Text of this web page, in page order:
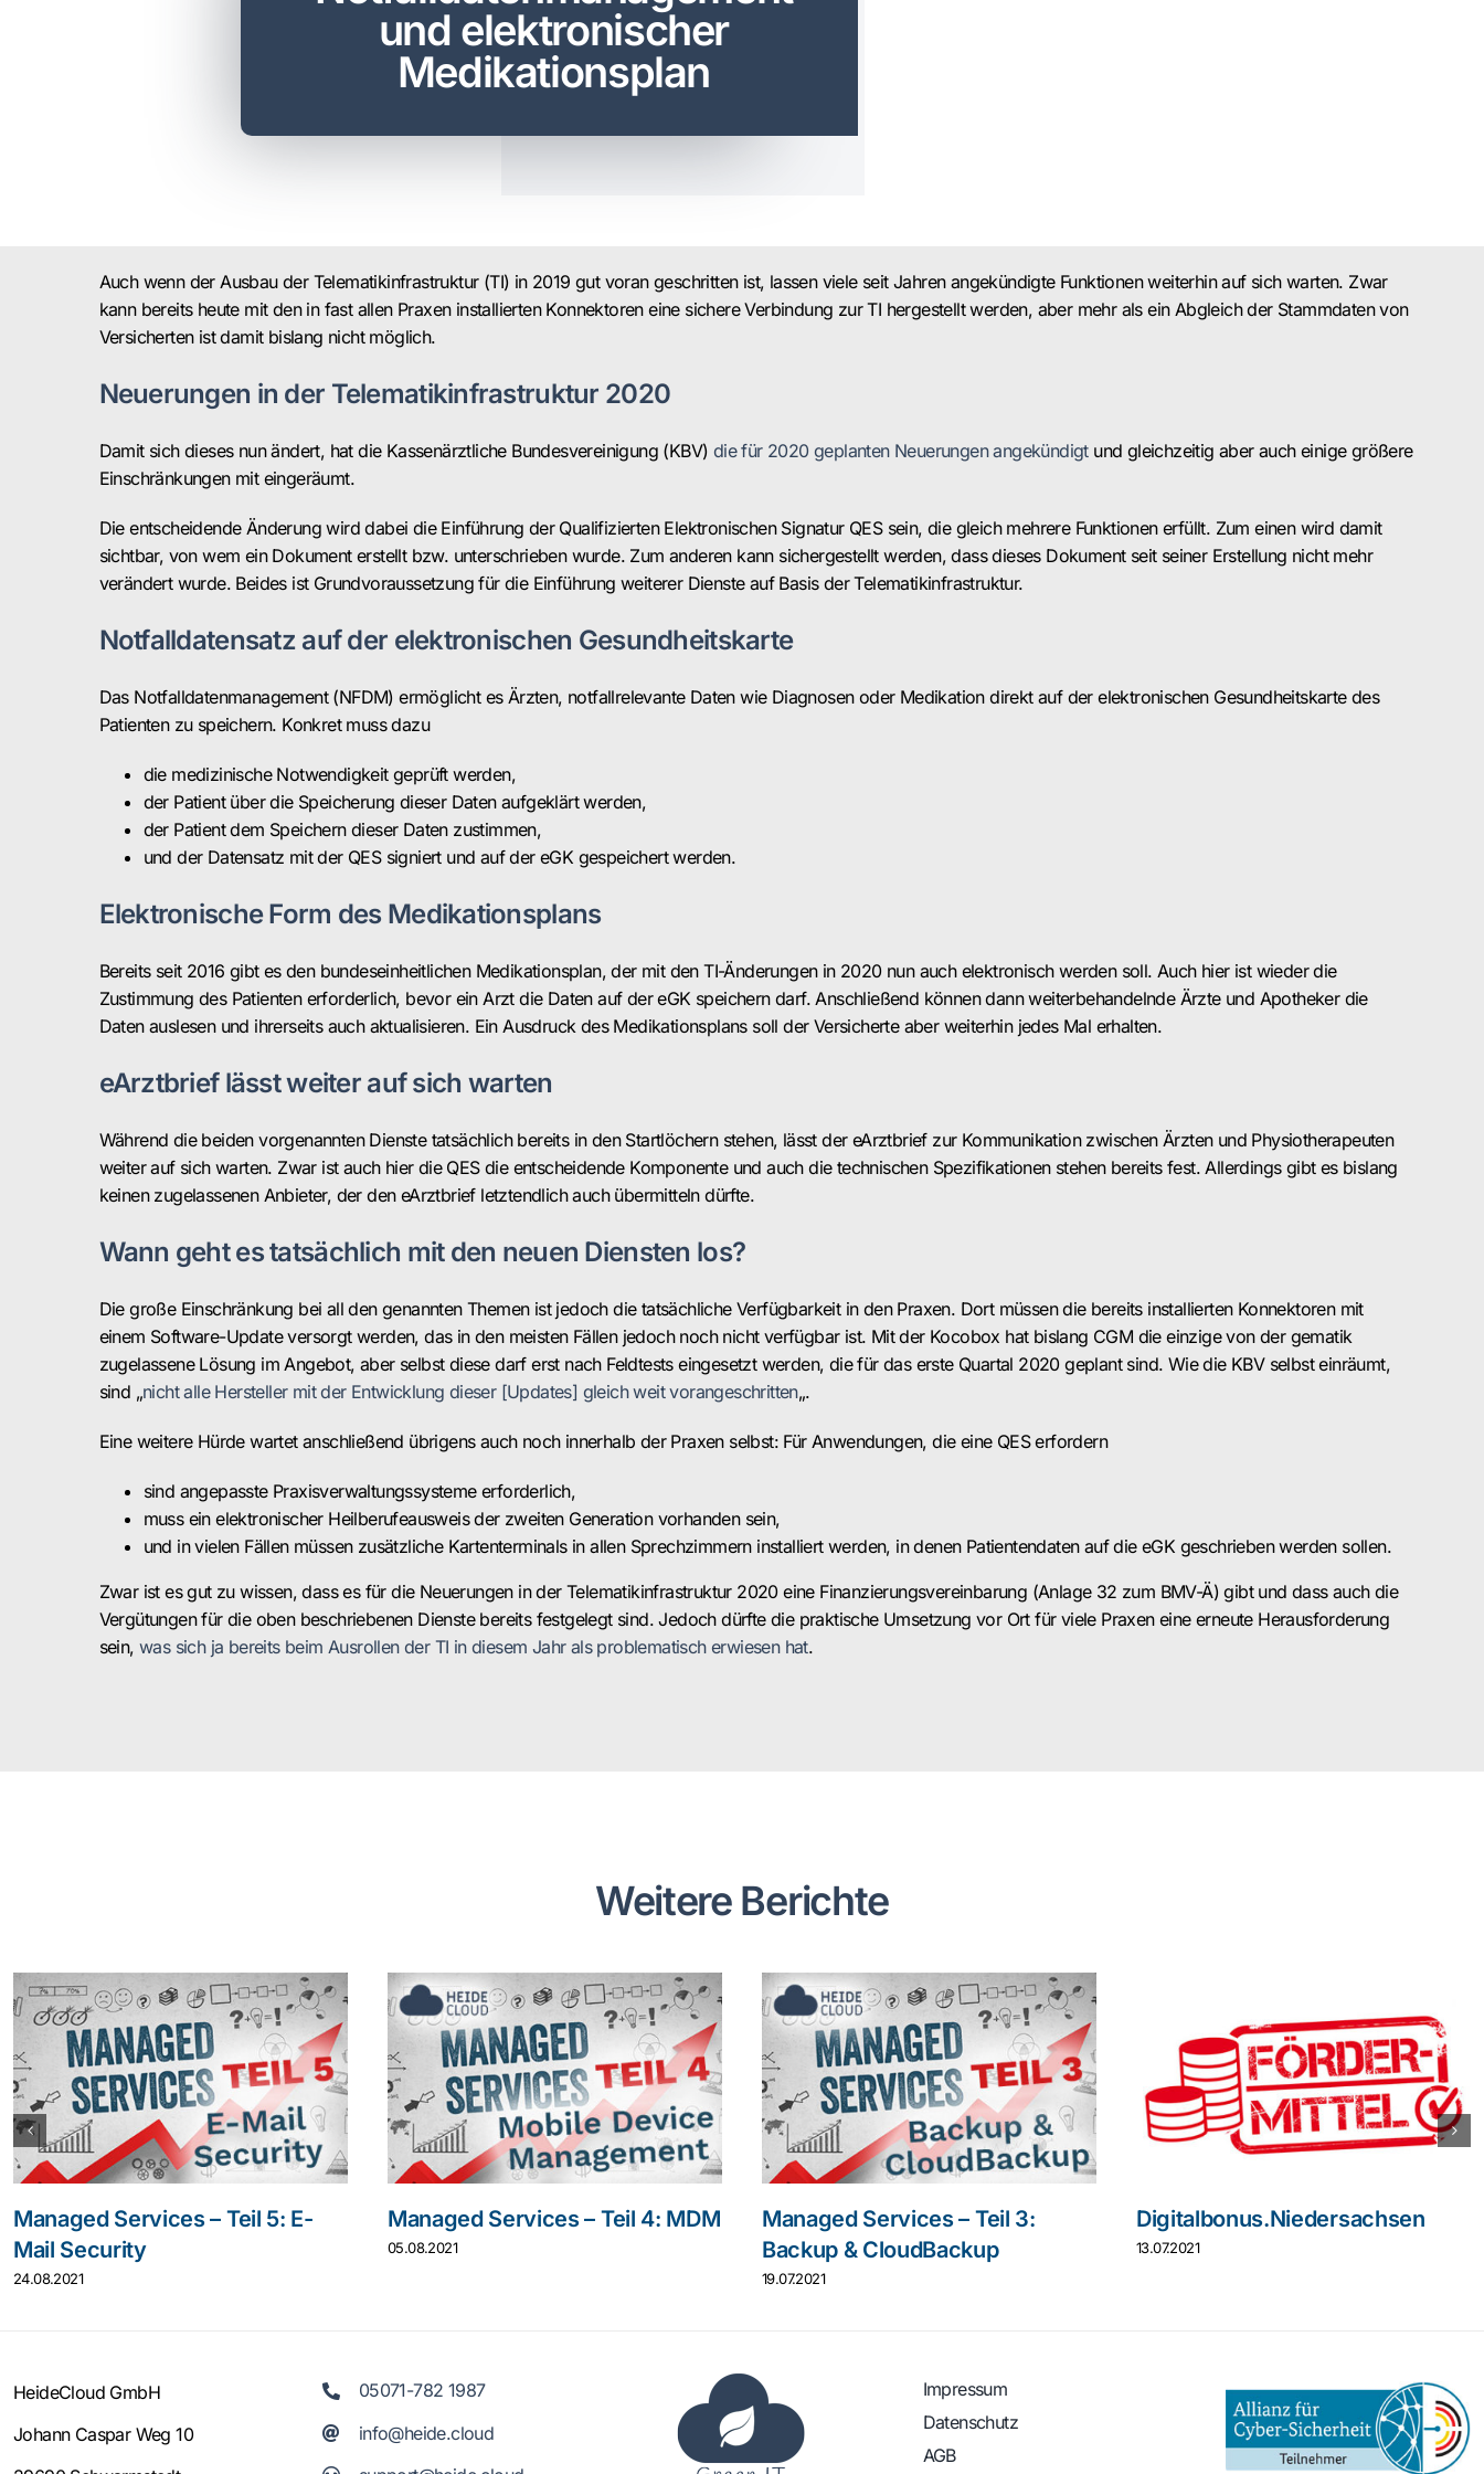
und elektronischer
Medikationsplan
Auch wenn der Ausbau der Telematikinfrastruktur (TI) in 2019 gut voran geschritten ist, lassen viele seit Jahren angekündigte Funktionen weiterhin auf sich warten. Zwar
kann bereits heute mit den in fast allen Praxen installierten Konnektoren eine sichere Verbindung zur TI hergestellt werden, aber mehr als ein Abgleich der Stammdaten von
Versicherten ist damit bislang nicht möglich.
Neuerungen in der Telematikinfrastruktur 2020
Damit sich dieses nun ändert, hat die Kassenärztliche Bundesvereinigung (KBV) die für 2020 geplanten Neuerungen angekündigtund gleichzeitig aber auch einige größere
Einschränkungen mit eingeräumt.
Die entscheidende Änderung wird dabei die Einführung der Qualifizierten Elektronischen Signatur QES sein, die gleich mehrere Funktionen erfüllt. Zum einen wird damit
sichtbar, von wem ein Dokument erstellt bzw. unterschrieben wurde. Zum anderen kann sichergestellt werden, dass dieses Dokument seit seiner Erstellung nicht mehr
verändert wurde. Beides ist Grundvoraussetzung für die Einführung weiterer Dienste auf Basis der Telematikinfrastruktur.
Notfalldatensatz auf der elektronischen Gesundheitskarte
Das Notfalldatenmanagement (NFDM) ermöglicht es Ärzten, notfallrelevante Daten wie Diagnosen oder Medikation direkt auf der elektronischen Gesundheitskarte des
Patienten zu speichern. Konkret muss dazu
die medizinische Notwendigkeit geprüft werden,
der Patient über die Speicherung dieser Daten aufgeklärt werden,
der Patient dem Speichern dieser Daten zustimmen,
und der Datensatz mit der QES signiert und auf der eGK gespeichert werden.
Elektronische Form des Medikationsplans
Bereits seit 2016 gibt es den bundeseinheitlichen Medikationsplan, der mit den TI-Änderungen in 2020 nun auch elektronisch werden soll. Auch hier ist wieder die
Zustimmung des Patienten erforderlich, bevor ein Arzt die Daten auf der eGK speichern darf. Anschließend können dann weiterbehandelnde Ärzte und Apotheker die
Daten auslesen und ihrerseits auch aktualisieren. Ein Ausdruck des Medikationsplans soll der Versicherte aber weiterhin jedes Mal erhalten.
eArztbrief lässt weiter auf sich warten
Während die beiden vorgenannten Dienste tatsächlich bereits in den Startlöchern stehen, lässt der eArztbrief zur Kommunikation zwischen Ärzten und Physiotherapeuten
weiter auf sich warten. Zwar ist auch hier die QES die entscheidende Komponente und auch die technischen Spezifikationen stehen bereits fest. Allerdings gibt es bislang
keinen zugelassenen Anbieter, der den eArztbrief letztendlich auch übermitteln dürfte.
Wann geht es tatsächlich mit den neuen Diensten los?
Die große Einschränkung bei all den genannten Themen ist jedoch die tatsächliche Verfügbarkeit in den Praxen. Dort müssen die bereits installierten Konnektoren mit
einem Software-Update versorgt werden, das in den meisten Fällen jedoch noch nicht verfügbar ist. Mit der Kocobox hat bislang CGM die einzige von der gematik
zugelassene Lösung im Angebot, aber selbst diese darf erst nach Feldtests eingesetzt werden, die für das erste Quartal 2020 geplant sind. Wie die KBV selbst einräumt,
sind „nicht alle Hersteller mit der Entwicklung dieser [Updates] gleich weit vorangeschritten„.
Eine weitere Hürde wartet anschließend übrigens auch noch innerhalb der Praxen selbst: Für Anwendungen, die eine QES erfordern
sind angepasste Praxisverwaltungssysteme erforderlich,
muss ein elektronischer Heilberufeausweis der zweiten Generation vorhanden sein,
und in vielen Fällen müssen zusätzliche Kartenterminals in allen Sprechzimmern installiert werden, in denen Patientendaten auf die eGK geschrieben werden sollen.
Zwar ist es gut zu wissen, dass es für die Neuerungen in der Telematikinfrastruktur 2020 eine Finanzierungsvereinbarung (Anlage 32 zum BMV-Ä) gibt und dass auch die
Vergütungen für die oben beschriebenen Dienste bereits festgelegt sind. Jedoch dürfte die praktische Umsetzung vor Ort für viele Praxen eine erneute Herausforderung
sein, was sich ja bereits beim Ausrollen der TI in diesem Jahr als problematisch erwiesen hat.
Weitere Berichte
Managed Services – Teil 5: E-
Mail Security
24.08.2021
Managed Services – Teil 4: MDM
05.08.2021
Managed Services – Teil 3:
Backup & CloudBackup
19.07.2021
Digitalbonus.Niedersachsen
13.07.2021
HeideCloud GmbH
Johann Caspar Weg 10
05071-782 1987
info@heide.cloud
Impressum
Datenschutz
AGB